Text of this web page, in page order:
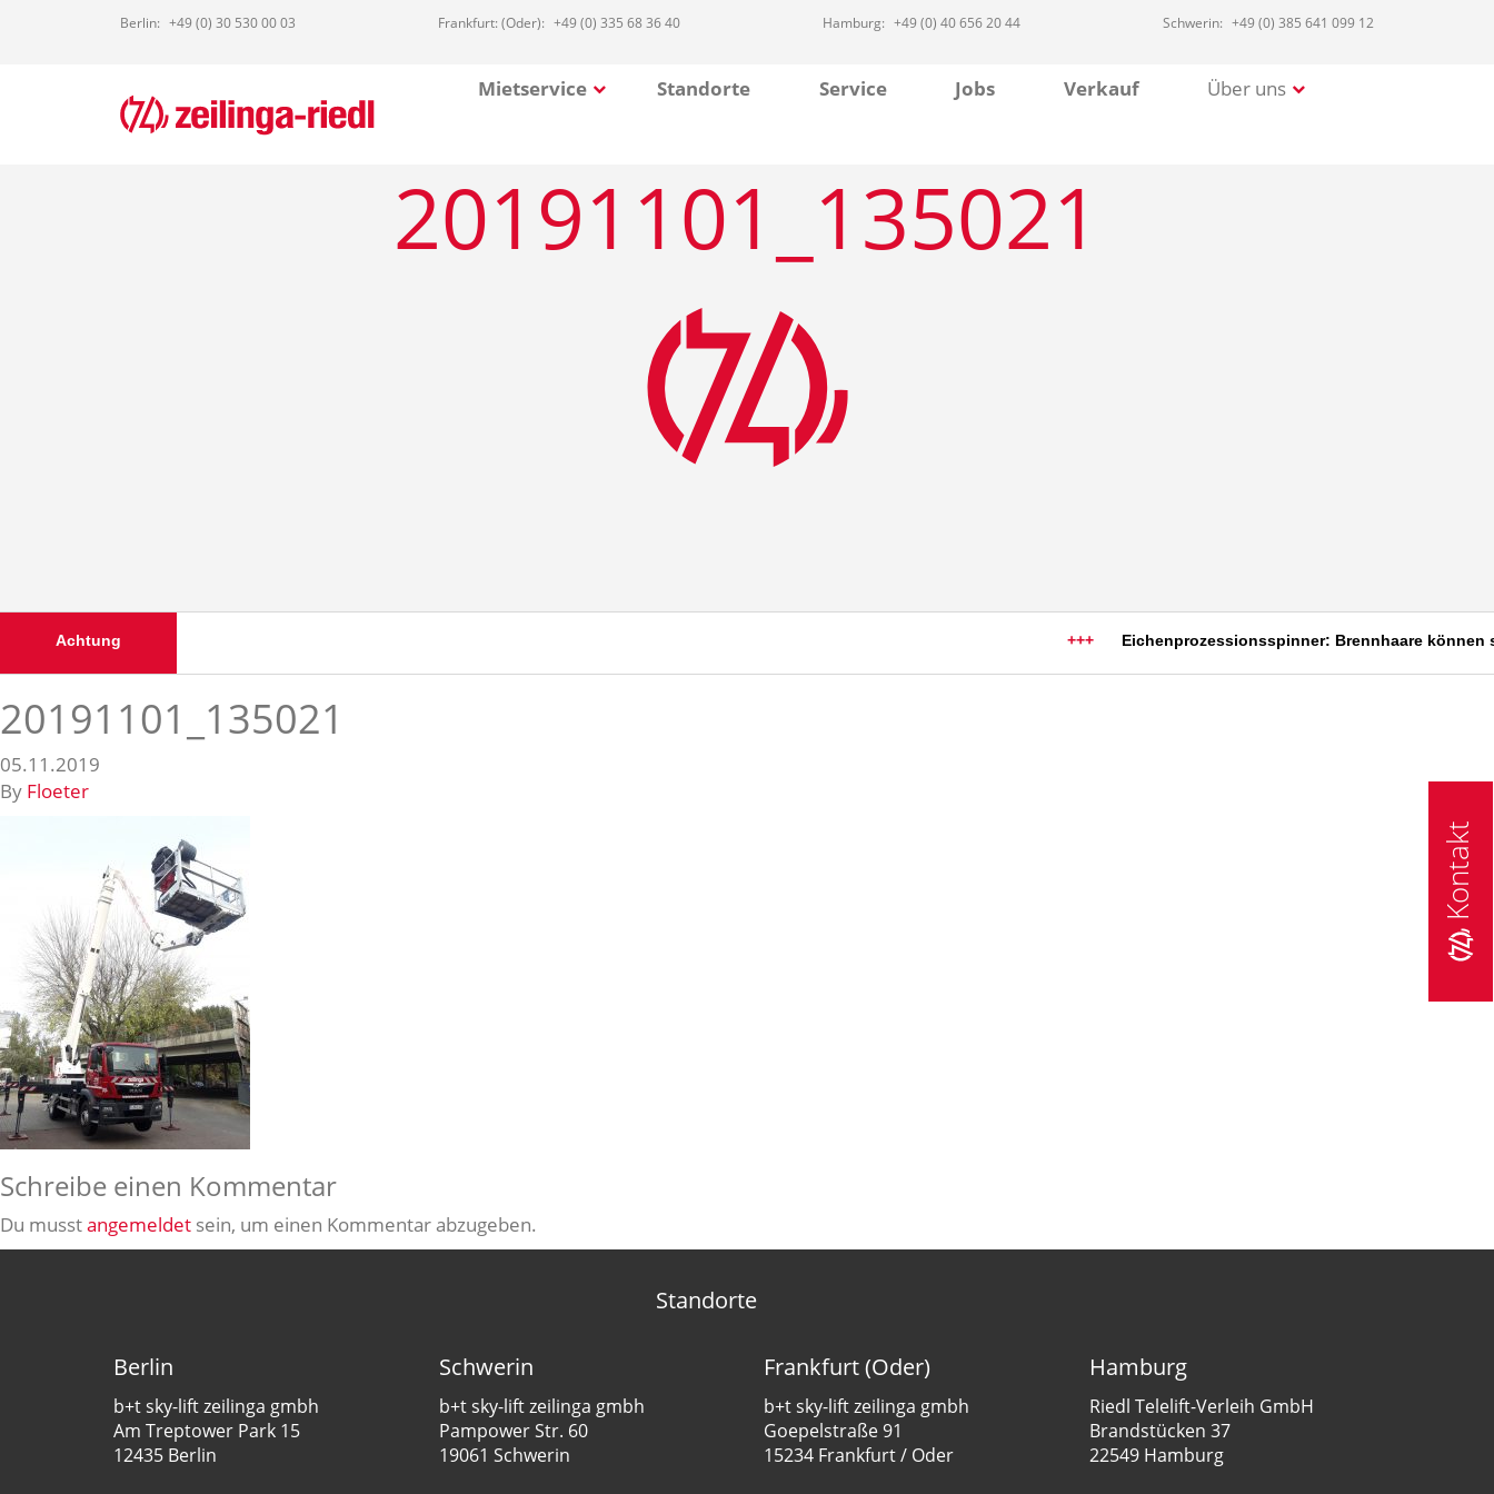
Berlin: +49 (0) 30 530 00 03 Frankfurt: (Oder): +49 (0) 335 68 36 40 Hamburg: +49 (0) 40 656 20 44 Schwerin: +49 (0) 385 641 099 12
Mietservice Standorte Service Jobs Verkauf Über uns
20191101_135021
+++ Eichenprozessionsspinner: Brennhaare können
Achtung
20191101_135021
05.11.2019
By Floeter
Schreibe einen Kommentar
Du musstangemeldet sein, um einen Kommentar abzugeben.
Standorte
Berlin
b+t sky-lift zeilinga gmbh
Am Treptower Park 15
12435 Berlin
Schwerin
b+t sky-lift zeilinga gmbh
Pampower Str. 60
19061 Schwerin
Frankfurt (Oder)
b+t sky-lift zeilinga gmbh
Goepelstraße 91
15234 Frankfurt / Oder
Hamburg
Riedl Telelift-Verleih GmbH
Brandstücken 37
22549 Hamburg
Kontakt